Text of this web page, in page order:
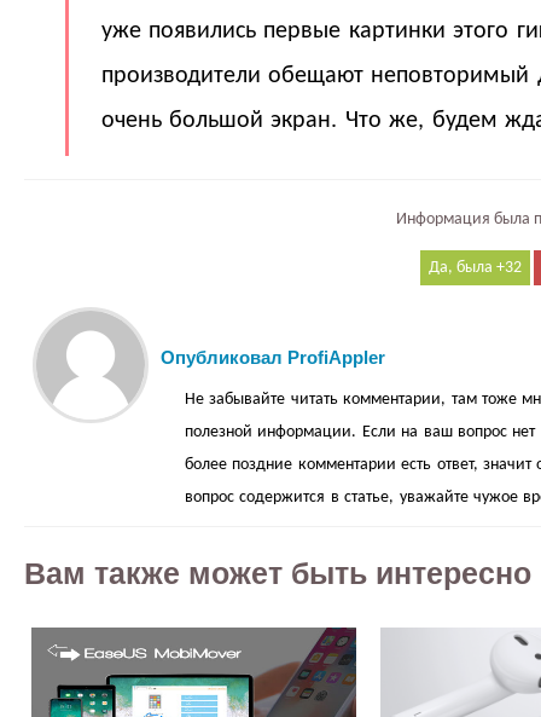
уже появились первые картинки этого
производители обещают неповторимый
очень большой экран. Что же, будем
Информация была
32
Опубликовал ProfiAppler
Не забывайте читать комментарии, там тоже
полезной информации. Если на ваш вопрос нет
более поздние комментарии есть ответ, значит
вопрос содержится в статье, уважайте чужое
Вам также может быть интересно